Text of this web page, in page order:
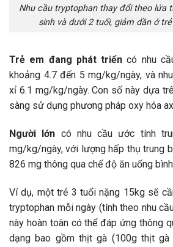
Nhu cầu tryptophan thay đổi theo lứa
sinh và dưới 2 tuổi, giảm dần ở
Trẻ em đang phát triển có nhu
khoảng 4.7 đến 5 mg/kg/ngày, và
xỉ 6.1 mg/kg/ngày. Con số này dựa
sàng sử dụng phương pháp oxy hóa
Người lớn có nhu cầu ước tính
mg/kg/ngày, với lượng hấp thụ trung
826 mg thông qua chế độ ăn uống
Ví dụ, một trẻ 3 tuổi nặng 15kg sẽ
tryptophan mỗi ngày (tính theo nhu
này hoàn toàn có thể đáp ứng thông
dạng bao gồm thịt gà (100g thịt gà